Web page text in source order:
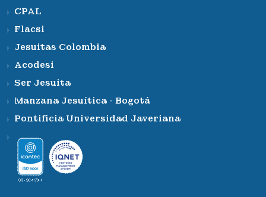
CPAL
Flacsi
Jesuitas Colombia
Acodesi
Ser Jesuita
Manzana Jesuítica - Bogotá
Pontificia Universidad Javeriana